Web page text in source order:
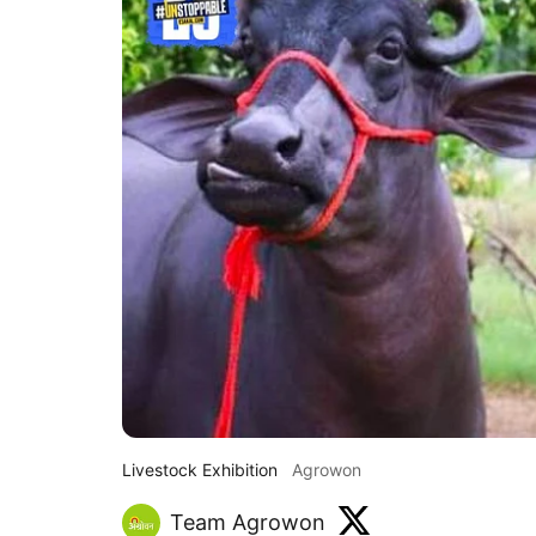
Livestock Exhibition Agrowon
Team Agrowon